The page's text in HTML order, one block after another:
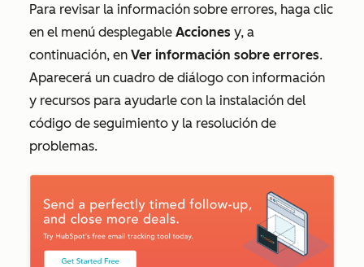
Para revisar la información sobre errores, haga clic
en el menú desplegable Acciones y, a
continuación, en Ver información sobre errores.
Aparecerá un cuadro de diálogo con información
y recursos para ayudarle con la instalación del
código de seguimiento y la resolución de
problemas.